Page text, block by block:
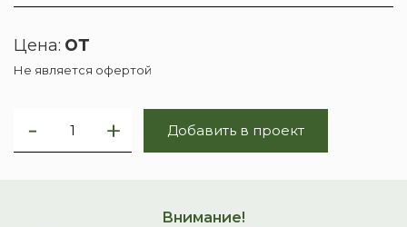
Цена: от
Не является офертой
Добавить в проект
Внимание!